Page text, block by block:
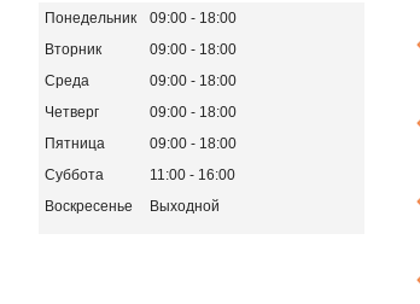
Понедельник 09:00
18:00
Вторник
09:00
18:00
Среда
09:00
18:00
Четверг
09:00
18:00
Пятница
09:00
18:00
Суббота
11:00
16:00
Воскресенье
Выходной